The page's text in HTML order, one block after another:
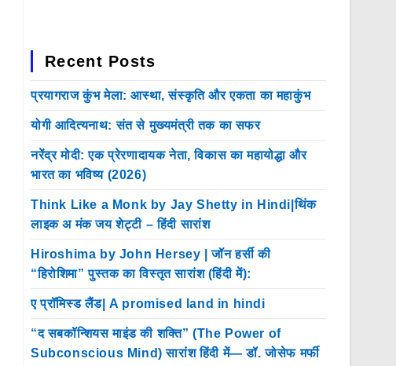
Recent Posts
प्रयागराज कुंभ मेला: आस्था, संस्कृति और एकता का महाकुंभ
योगी आदित्यनाथ: संत से मुख्यमंत्री तक का सफर
नरेंद्र मोदी: एक प्रेरणादायक नेता, विकास का महायोद्धा और
भारत का भविष्य (2026)
Think Like a Monk by Jay Shetty in Hindi|थिंक
लाइक अ मंक जय शेट्टी – हिंदी सारांश
Hiroshima by John Hersey | जॉन हर्सी की
“हिरोशिमा” पुस्तक का विस्तृत सारांश (हिंदी में):
ए प्रॉमिस्ड लैंड| A promised land in hindi
“द सबकॉन्शियस माइंड की शक्ति” (The Power of
Subconscious Mind) सारांश हिंदी में— डॉ. जोसेफ मर्फी